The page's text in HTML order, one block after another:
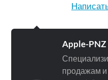
Apple-PNZ
продажам и